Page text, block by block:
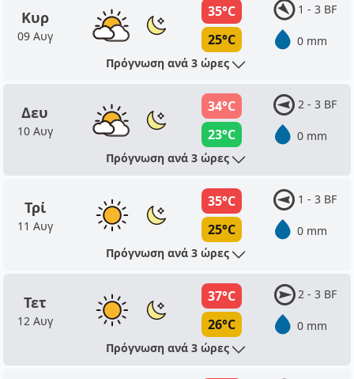
Κυρ
09 Αυγ
35°C
25°C
1 - 3 BF
0 mm
Πρόγνωση ανά 3 ώρες
Δευ
10 Αυγ
34°C
23°C
2 - 3 BF
0 mm
Πρόγνωση ανά 3 ώρες
Τρί
11 Αυγ
35°C
25°C
1 - 3 BF
0 mm
Πρόγνωση ανά 3 ώρες
Τετ
12 Αυγ
37°C
26°C
2 - 3 BF
0 mm
Πρόγνωση ανά 3 ώρες